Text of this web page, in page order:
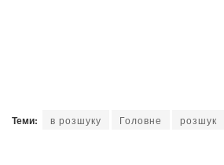
Теми: в розшуку Головне розшук